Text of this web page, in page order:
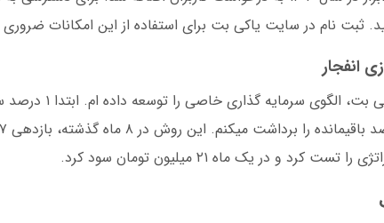
ثبت نام در سایت یاکی بت برای استفاده از این امکانات
انفجار
و در یک ماه ۲۱ میلیون تومان سود کرد.